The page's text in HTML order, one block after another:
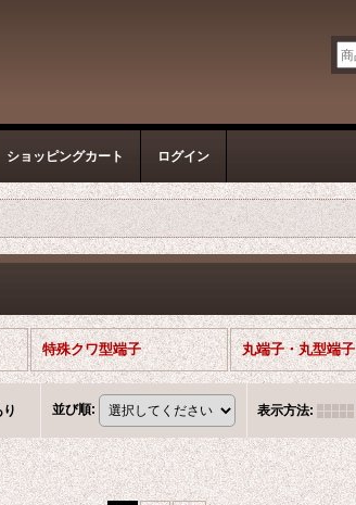
ショッピングカート ログイン
特殊クワ型端子 丸端子・丸型端子
並び順: 表示方法: